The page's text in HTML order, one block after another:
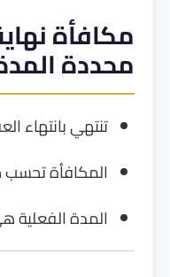
مكافأة
محددة
تنتهي بانتهاء
المكافأة
المدة